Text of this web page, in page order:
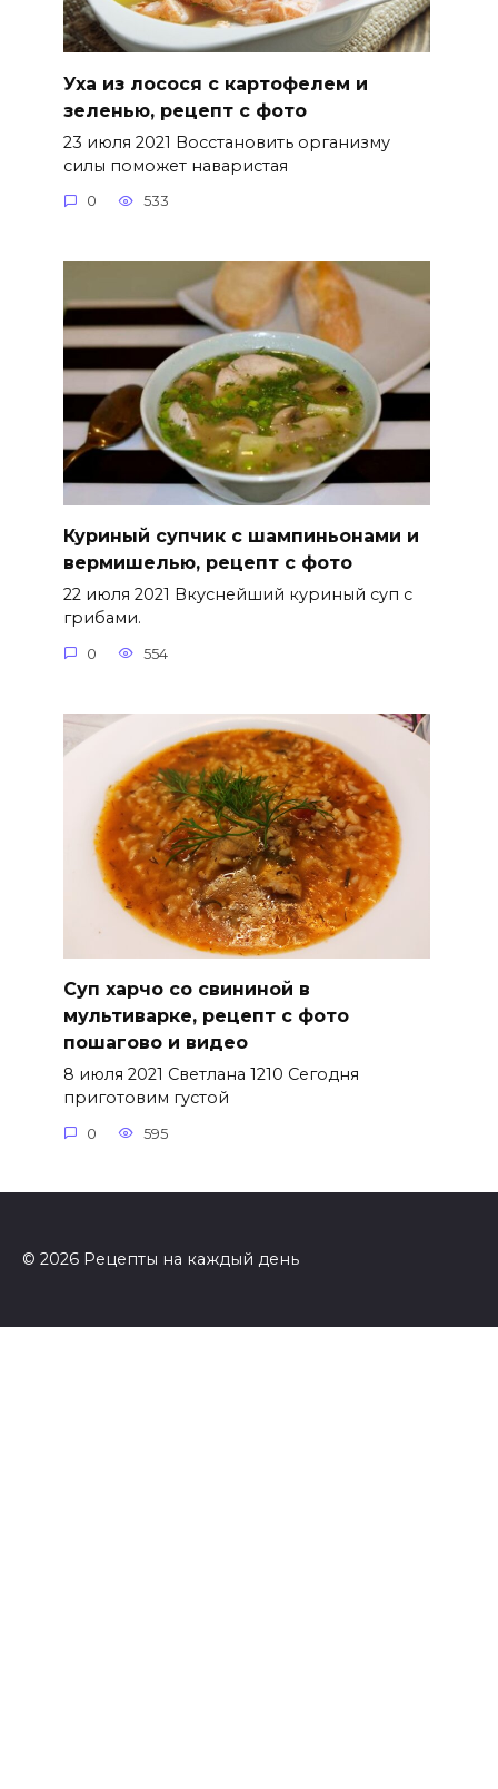
Уха из лосося с картофелем и
зеленью, рецепт с фото
23 июля 2021 Восстановить организму
силы поможет наваристая
0 533
Куриный супчик с шампиньонами и
вермишелью, рецепт с фото
22 июля 2021 Вкуснейший куриный суп с
грибами.
0 554
Суп харчо со свининой в
мультиварке, рецепт с фото
пошагово и видео
8 июля 2021 Светлана 1210 Сегодня
приготовим густой
0 595
© 2026 Рецепты на каждый день